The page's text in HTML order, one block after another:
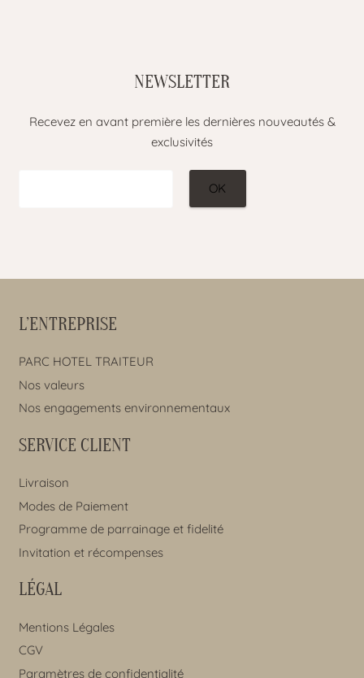
NEWSLETTER
Recevez en avant première les dernières nouveautés &
exclusivités
L’ENTREPRISE
PARC HOTEL TRAITEUR
Nos valeurs
Nos engagements environnementaux
SERVICE CLIENT
Livraison
Modes de Paiement
Programme de parrainage et fidelité
Invitation et récompenses
LÉGAL
Mentions Légales
CGV
Paramètres de confidentialité